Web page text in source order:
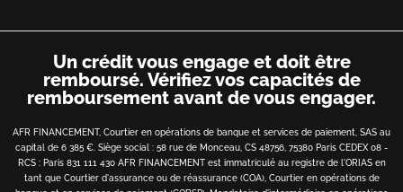
Un crédit vous engage et doit être
remboursé. Vérifiez vos capacités de
remboursement avant de vous engager.
AFR FINANCEMENT, Courtier en opérations de banque et services de paiement, SAS au
capital de 6 385 €. Siège social : 58 rue de Monceau, CS 48756, 75380 Paris CEDEX 08 -
RCS : Paris 831 111 430 AFR FINANCEMENT est immatriculé au registre de l'ORIAS en
tant que Courtier d'assurance ou de réassurance (COA), Courtier en opérations de